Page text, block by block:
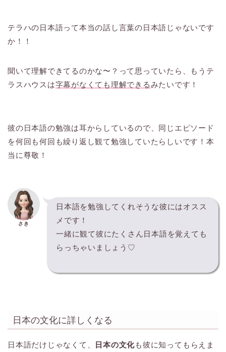
テラハの日本語って本当の話し言葉の日本語じゃないです
か！！
聞いて理解できてるのかな〜？って思っていたら、もうテ
ラスハウスは字幕がなくても理解できるみたいです！
彼の日本語の勉強は耳からしているので、同じエピソード
を何回も何回も繰り返し観て勉強していたらしいです！本
当に尊敬！
さき
日本語を勉強してくれそうな彼にはオスス
メです！
一緒に観て彼にたくさん日本語を覚えても
らっちゃいましょう♡
日本の文化に詳しくなる
日本語だけじゃなくて、 日本の文化も彼に知ってもらえま